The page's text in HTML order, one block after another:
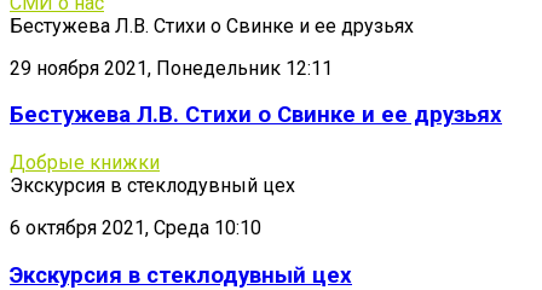
Бестужева Л.В. Стихи о Свинке и ее друзьях
29 ноября 2021, Понедельник 12:11
Бестужева Л.В. Стихи о Свинке и ее друзьях
Добрые книжки
Экскурсия в стеклодувный цех
6 октября 2021, Среда 10:10
Экскурсия в стеклодувный цех